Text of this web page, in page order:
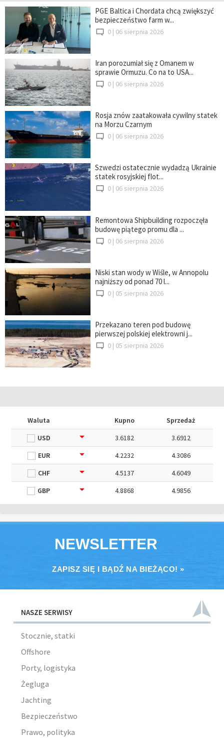
PGE Baltica i Chordata chcą zwiększyć
bezpieczeństwo farm w...
0 | 06 sierpnia 2026
Iran porozumiał się z Omanem w
sprawie Ormuzu. Co na to USA...
0 | 06 sierpnia 2026
Rosja znów zaatakowała cywilny statek
na Morzu Czarnym
0 | 06 sierpnia 2026
Szwedzi ostatecznie wydadzą Ukrainie
statek rosyjskiej flot...
0 | 06 sierpnia 2026
Remontowa Shipbuilding rozpoczęła
budowę piątego promu dla ...
0 | 06 sierpnia 2026
Niski stan wody w Wiśle, w Annopolu
najniższy od ponad 70 l...
0 | 05 sierpnia 2026
Przekazano teren pod budowę
pierwszej polskiej elektrowni j...
0 | 05 sierpnia 2026
Waluta Kupno
Sprzedaż
USD
3.6182
3.6912
EUR
4.2232
4.3086
CHF
4.5137
4.6049
GBP
4.8868 4.9856
NEWSLETTER
ZAPISZ SIĘ I BĄDŹ NA BIEŻĄCO! »
NASZE SERWISY
Stocznie, statki
Offshore
Porty, logistyka
Żegluga
Jachting
Bezpieczeństwo
Prawo, polityka